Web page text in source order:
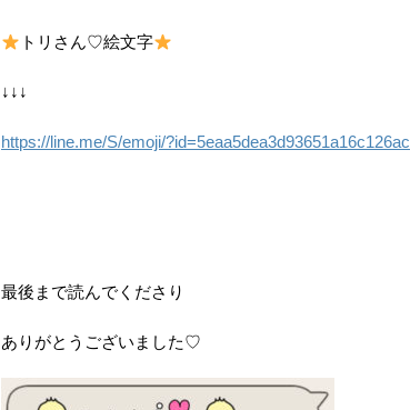
トリさん♡絵文字
↓↓↓
https://line.me/S/emoji/?id=5eaa5dea3d93651a16c126ac
最後まで読んでくださり
ありがとうございました♡